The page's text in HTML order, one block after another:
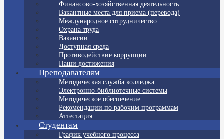
Финансово-хозяйственная деятельность
Вакантные места для приема (перевода)
Международное сотрудничество
Охрана труда
Вакансии
Доступная среда
Противодействие коррупции
Наши достижения
Преподавателям
Методическая служба колледжа
Электронно-библиотечные системы
Методическое обеспечение
Рекомендации по рабочим программам
Аттестация
Студентам
График учебного процесса